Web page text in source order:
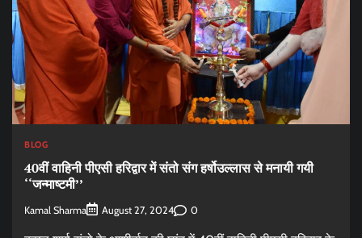
BLOG
40वीं वाहिनी पीएसी हरिद्वार में संतो संग हर्षोउल्लास से मनायी गयी
‘‘जन्माष्टमी’’
Kamal Sharma August 27, 2024 0